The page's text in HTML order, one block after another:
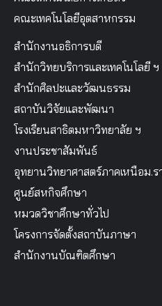
คณะเทคโนโลยีอุตสาหกรรม
สำนักงานอธิการบดี
สำนักวิทยบริการและเทคโนโลยี ฯ
สำนักศิลปะและวัฒนธรรม
สถาบันวิจัยและพัฒนา
โรงเรียนสาธิตมหาวิทยาลัย ฯ
งานประชาสัมพันธ์
อุทยานวิทยาศาสตร์ภาคเหนือม.ร
ศูนย์สหกิจศึกษา
หมวดวิชาศึกษาทั่วไป
โครงการจัดตั้งสถาบันภาษา
สำนักงานบัณฑิตศึกษา